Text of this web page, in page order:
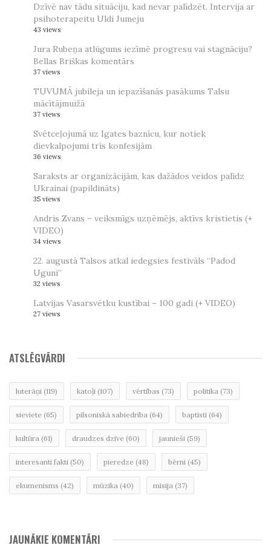
Dzīvē nav tādu situāciju, kad nevar palīdzēt. Intervija ar
psihoterapeitu Uldi Jumeju
43 views
Jura Rubeņa atlūgums iezīmē progresu vai stagnāciju?
Bellas Briškas komentārs
37 views
TUVUMĀ jubileja un iepazīšanās pasākums Talsu
mācītājmuižā
37 views
Svētceļojumā uz Igates baznīcu, kur notiek
dievkalpojumi trīs konfesijām
36 views
Saraksts ar organizācijām, kas dažādos veidos palīdz
Ukrainai (papildināts)
35 views
Andris Zvans – veiksmīgs uzņēmējs, aktīvs kristietis (+
VIDEO)
34 views
22. augustā Talsos atkal iedegsies festivāls “Padod
Uguni”
32 views
Latvijas Vasarsvētku kustībai – 100 gadi (+ VIDEO)
27 views
ATSLĒGVĀRDI
luterāņi (119) katoļi (107) vērtības (73) politika (73)
sieviete (65) pilsoniskā sabiedrība (64) baptisti (64)
kultūra (61) draudzes dzīve (60) jaunieši (59)
interesanti fakti (50) pieredze (48) bērni (45)
ekumenisms (42) mūzika (40) misija (37)
JAUNĀKIE KOMENTĀRI